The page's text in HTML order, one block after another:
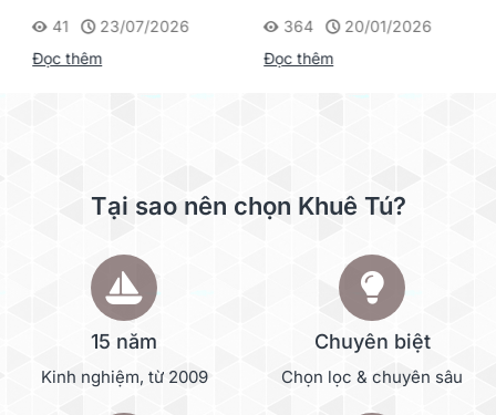
Supvan G15M Pro
41
23/07/2026
Đọc thêm
364
20/01/2026
Đọc thêm
Tại sao nên chọn Khuê Tú?
15 năm
Kinh nghiệm, từ 2009
Chuyên biệt
Chọn lọc & chuyên sâu